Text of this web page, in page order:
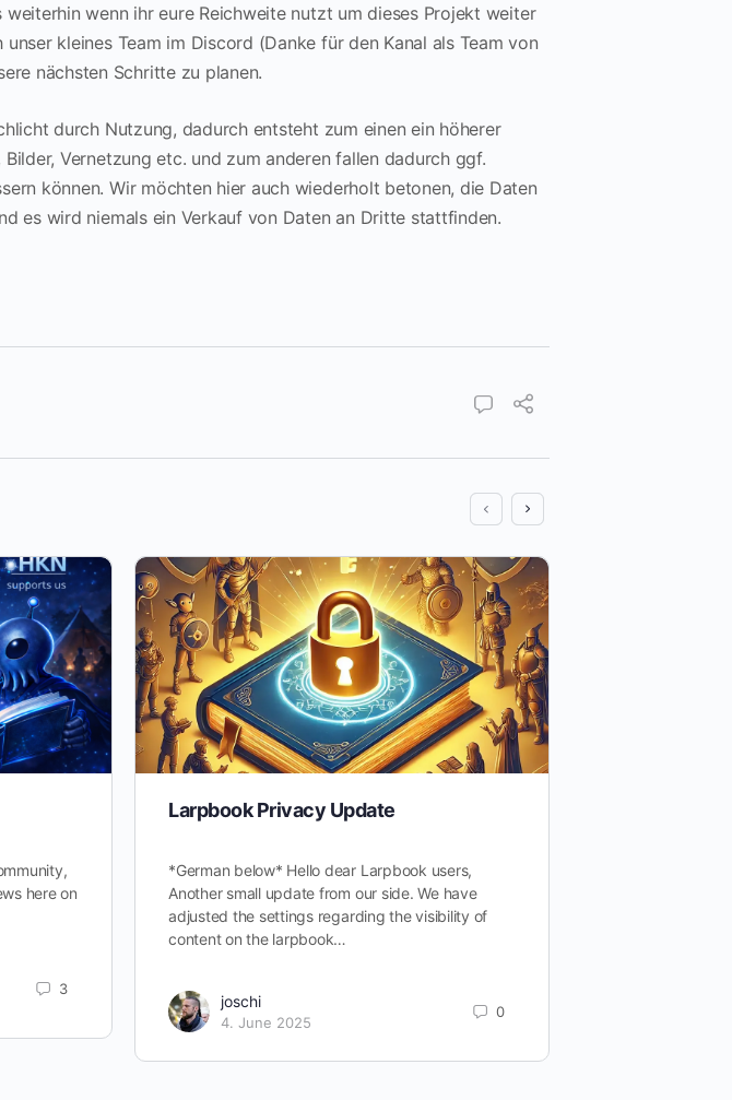
wenn ihr eure Reichweite nutzt um dieses Projekt weiter
kleines Team im Discord (Danke für den Kanal als Team von
nächsten Schritte zu planen.
durch Nutzung, dadurch entsteht zum einen ein höherer
Vernetzung etc. und zum anderen fallen dadurch ggf.
können. Wir möchten hier auch wiederholt betonen, die Daten
es wird niemals ein Verkauf von Daten an Dritte stattfinden.
here on
3
Larpbook Privacy Update
*German below* Hello dear Larpbook users,
Another small update from our side. We have
adjusted the settings regarding the visibility of
content on the larpbook…
joschi
4. June 2025
0